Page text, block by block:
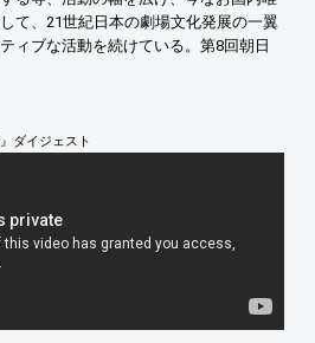
て、21世紀日本の劇場文化発展の一翼
ィブな活動を続けている。第8回朝日
ダイジェスト